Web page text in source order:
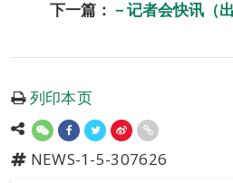
下一篇： －记者会快讯（
列印本页
NEWS-1-5-307626